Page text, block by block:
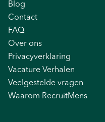
Blog
Contact
FAQ
Over ons
Privacyverklaring
Vacature Verhalen
Veelgestelde vragen
Waarom RecruitMens